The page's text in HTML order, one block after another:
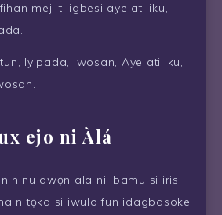
meji ti igbesi aye ati iku,
Iyipada, Iwosan, Aye ati Iku,
ejo ni Àlá
ninu awọn ala ni ibamu si irisi
n tọka si iwulo fun idagbasoke